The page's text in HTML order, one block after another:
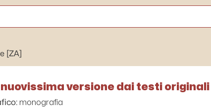
[ZA]
nuovissima versione dai testi originali
monografia